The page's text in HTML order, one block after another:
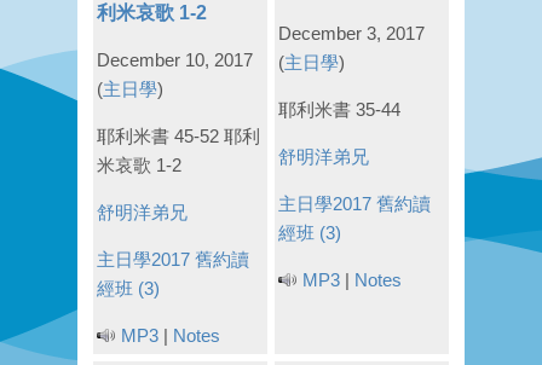
利米哀歌 1-2
December 10, 2017
(主日學)
耶利米書 45-52 耶利
米哀歌 1-2
舒明洋弟兄
主日學2017 舊約讀
經班 (3)
MP3 | Notes
December 3, 2017
(主日學)
耶利米書 35-44
舒明洋弟兄
主日學2017 舊約讀
經班 (3)
MP3 | Notes